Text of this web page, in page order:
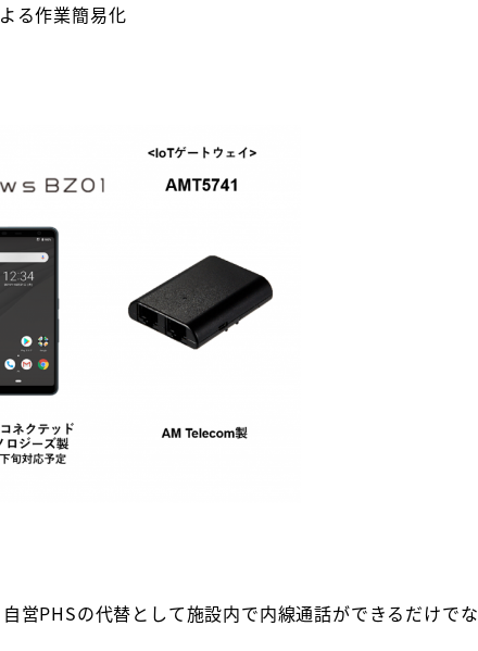
る作業簡易化
営PHSの代替として施設内で内線通話ができるだけでな